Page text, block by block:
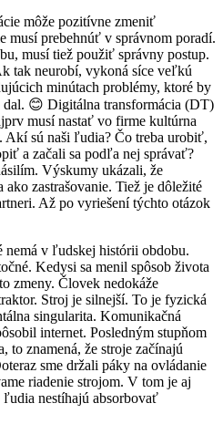
môže pozitívne zmeniť
musí prebehnúť v správnom poradí.
musí tiež použiť správny postup.
tak neurobí, vykoná síce veľkú
minútach problémy, ktoré by
😊 Digitálna transformácia (DT)
musí nastať vo firme kultúrna
Akí sú naši ľudia? Čo treba urobiť,
a začali sa podľa nej správať?
Výskumy ukázali, že
zastrašovanie. Tiež je dôležité
Až po vyriešení týchto otázok
nemá v ľudskej histórii obdobu.
Kedysi sa menil spôsob života
zmeny. Človek nedokáže
Stroj je silnejší. To je fyzická
singularita. Komunikačná
internet. Posledným stupňom
to znamená, že stroje začínajú
sme držali páky na ovládanie
riadenie strojom. V tom je aj
ľudia nestíhajú absorbovať